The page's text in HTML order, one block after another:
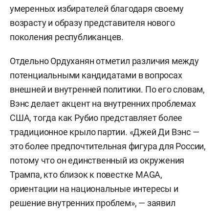
умеренных избирателей благодаря своему
возрасту и образу представителя нового
поколения республиканцев.
Отдельно Ордуханян отметил различия между
потенциальными кандидатами в вопросах
внешней и внутренней политики. По его словам,
Вэнс делает акцент на внутренних проблемах
США, тогда как Рубио представляет более
традиционное крыло партии. «Джей Ди Вэнс —
это более предпочтительная фигура для России,
потому что он единственный из окружения
Трампа, кто близок к повестке MAGA,
ориентации на национальные интересы и
решение внутренних проблем», — заявил